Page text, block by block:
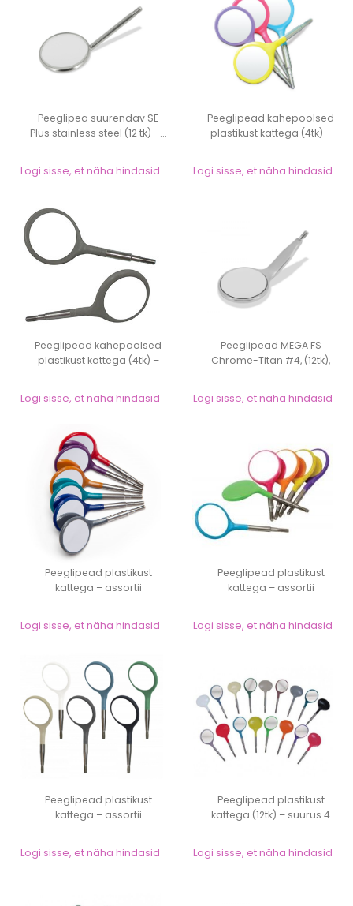
Peeglipea suurendav SE
Plus stainless steel (12 tk) –...
Logi sisse, et näha hindasid
Peeglipead kahepoolsed
plastikust kattega (4tk) –
Logi sisse, et näha hindasid
Peeglipead kahepoolsed
plastikust kattega (4tk) –
Logi sisse, et näha hindasid
Peeglipead MEGA FS
Chrome-Titan #4, (12tk),
Logi sisse, et näha hindasid
Peeglipead plastikust
kattega – assortii
Logi sisse, et näha hindasid
Peeglipead plastikust
kattega – assortii
Logi sisse, et näha hindasid
Peeglipead plastikust
kattega – assortii
Logi sisse, et näha hindasid
Peeglipead plastikust
kattega (12tk) – suurus 4
Logi sisse, et näha hindasid